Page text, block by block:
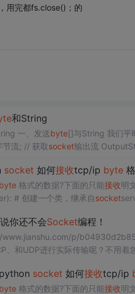
用完都fs.close()；的
和String
一、发送byte[]与String 我们平
节流; // 获取socket输出流
socket 如何接收tcp/ip byte格
byte格式的数据?下面的只能接收明
server.BaseRequestHandler): # 创建一个类，继承自socket
你还不会Socket编程！
p/
、和UDP进行实际传输呢？不用着
socket 如何接收tcp/ip
byte格式的数据?下面的只能接收明